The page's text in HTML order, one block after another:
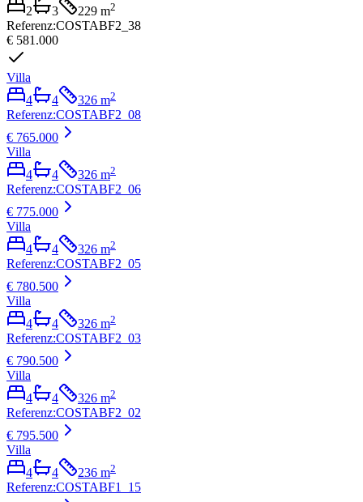
2
3 229 m2
Referenz:COSTABF2_38
€ 581.000
Villa
4
4 326 m2
Referenz:COSTABF2_08
€ 765.000
Villa
4
4 326 m2
Referenz:COSTABF2_06
€ 775.000
Villa
4
4 326 m2
Referenz:COSTABF2_05
€ 780.500
Villa
4
4 326 m2
Referenz:COSTABF2_03
€ 790.500
Villa
4
4 326 m2
Referenz:COSTABF2_02
€ 795.500
Villa
4
4 236 m2
Referenz:COSTABF1_15